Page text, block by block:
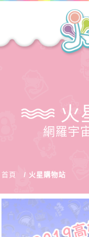
火
網羅宇
首頁 火星購物站